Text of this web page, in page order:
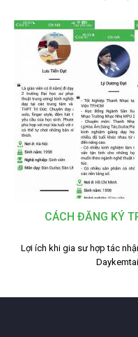
CÁCH ĐĂNG KÝ
Lợi ích khi gia sư hợp tác